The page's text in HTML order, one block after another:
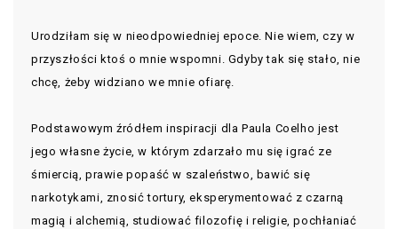
Urodziłam się w nieodpowiedniej epoce. Nie wiem, czy w
przyszłości ktoś o mnie wspomni. Gdyby tak się stało, nie
chcę, żeby widziano we mnie ofiarę.
Podstawowym źródłem inspiracji dla Paula Coelho jest
jego własne życie, w którym zdarzało mu się igrać ze
śmiercią, prawie popaść w szaleństwo, bawić się
narkotykami, znosić tortury, eksperymentować z czarną
magią i alchemią, studiować filozofię i religie, pochłaniać